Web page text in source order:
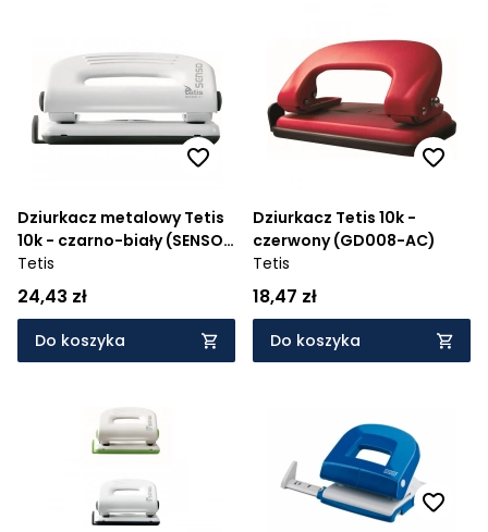
Dziurkacz metalowy Tetis
10k - czarno-biały (SENSO-
31)
Tetis
24,43 zł
Do koszyka
Dziurkacz Tetis 10k -
czerwony (GD008-AC)
Tetis
18,47 zł
Do koszyka